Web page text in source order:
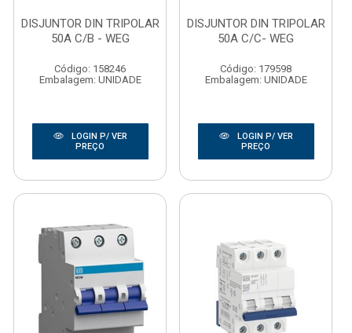
DISJUNTOR DIN TRIPOLAR
50A C/B - WEG
Código: 158246
Embalagem: UNIDADE
LOGIN P/ VER
PREÇO
DISJUNTOR DIN TRIPOLAR
50A C/C- WEG
Código: 179598
Embalagem: UNIDADE
LOGIN P/ VER
PREÇO